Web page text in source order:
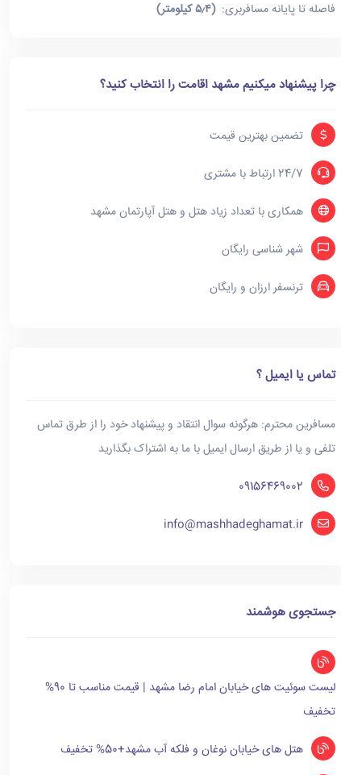
فاصله تا پایانه مسافربری:(۵٫۴ کیلومتر)
چرا پیشنهاد میکنیم مشهد اقامت را انتخاب کنید؟
تضمین بهترین قیمت
24/7 ارتباط با مشتری
همکاری با تعداد زیاد هتل و هتل آپارتمان مشهد
شهر شناسی رایگان
ترنسفر ارزان و رایگان
تماس یا ایمیل ؟
مسافرین محترم: هرگونه سوال انتقاد و پیشنهاد خود را از طرق تماس
تلفی و یا از طریق ارسال ایمیل با ما به اشتراک بگذارید
09156469002
info@mashhadeghamat.ir
جستجوی هوشمند
لیست سوئیت های خیابان امام رضا مشهد | قیمت مناسب تا 90%
تخفیف
هتل های خیابان نوغان و فلکه آب مشهد+50% تخفیف